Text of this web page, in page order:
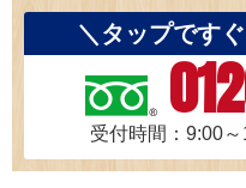
＼タップです
受付時間：9:00